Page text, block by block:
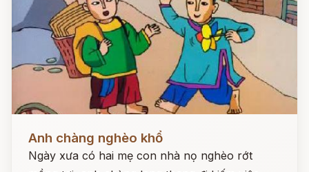
Anh chàng nghèo khổ
Ngày xưa có hai mẹ con nhà nọ nghèo rớt